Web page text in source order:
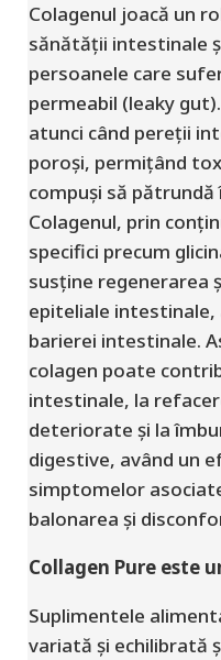
Colagenul joacă un
sănătății intestinale
persoanele care
permeabil (leaky
atunci când pereții
poroși, permițând
compuși să pătrundă
Colagenul, prin
specifici precum
susține regenerarea
epiteliale
barierei intestinale.
colagen poate
intestinale, la
deteriorate și la
digestive, având un
simptomelor
balonarea și
Collagen Pure este
Suplimentele
variată și echilibrată